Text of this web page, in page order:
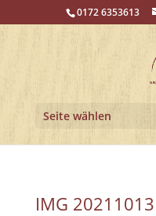
0172 6353613
Seite wählen
IMG